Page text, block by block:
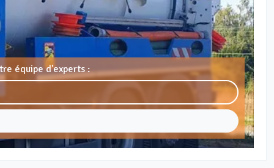
équipe d'experts :